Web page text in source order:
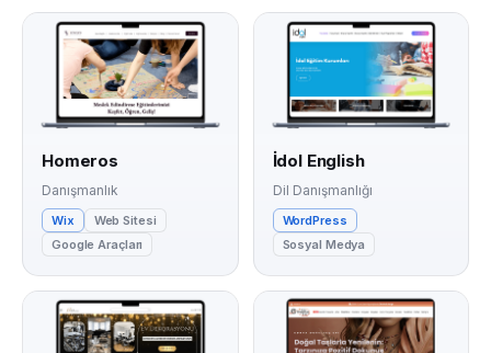
Homeros
Danışmanlık
Wix
Web Sitesi
Google Araçları
İdol English
Dil Danışmanlığı
WordPress
Sosyal Medya